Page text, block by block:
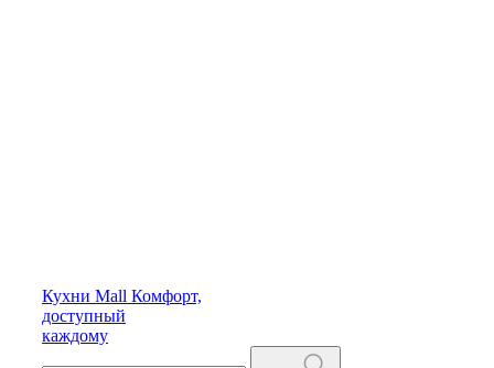
Кухни Mall Комфорт,
доступный
каждому